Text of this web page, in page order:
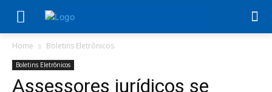
Home Boletins Eletrônicos
Boletins Eletrônicos
Assessores jurídicos se